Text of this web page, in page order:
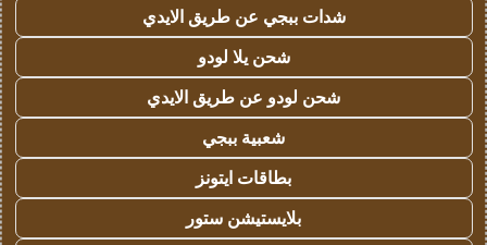
شدات ببجي عن طريق الايدي
شحن يلا لودو
شحن لودو عن طريق الايدي
شعبية ببجي
بطاقات ايتونز
بلايستيشن ستور